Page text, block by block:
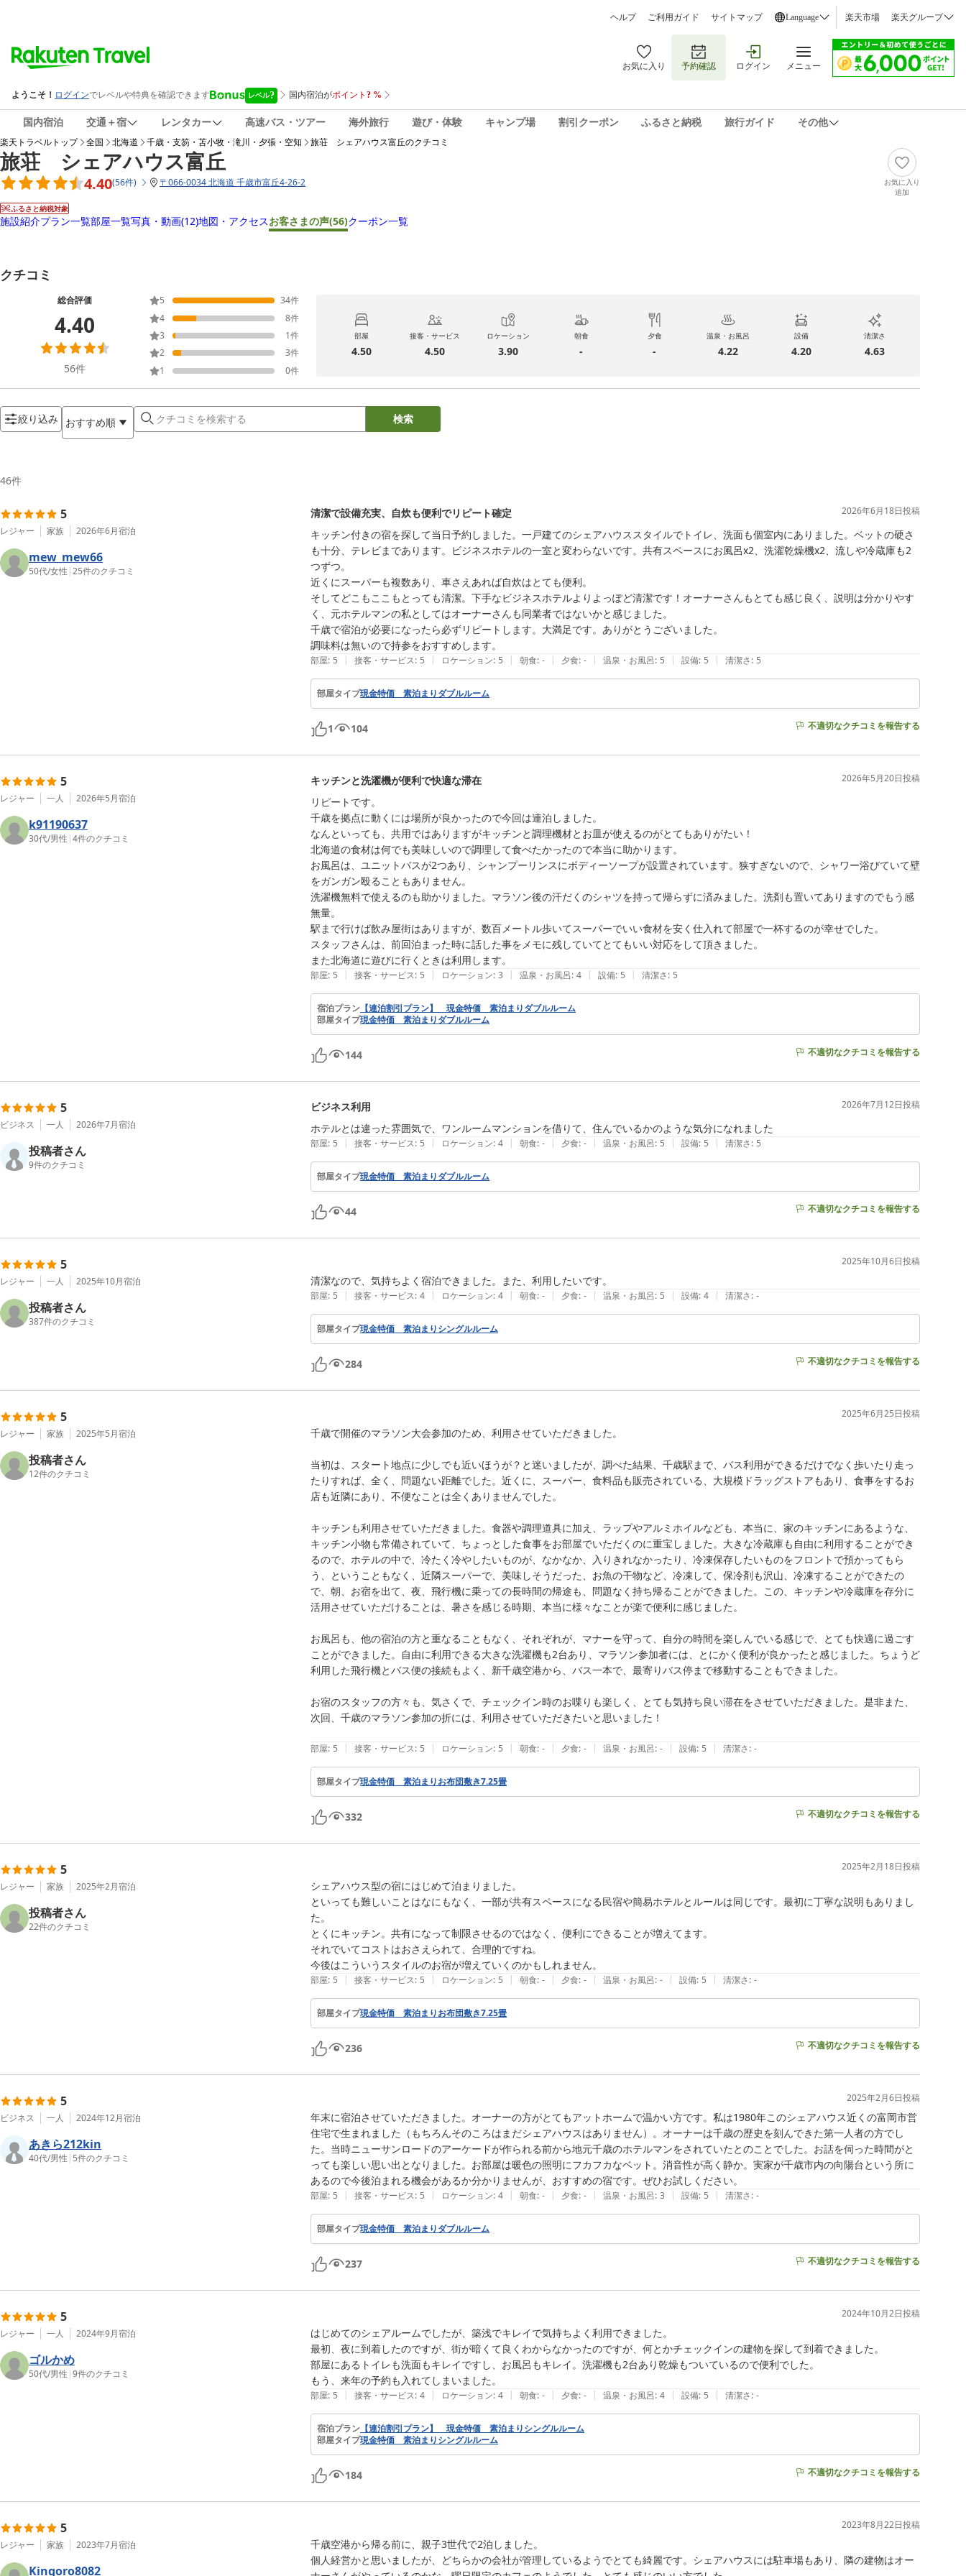
ヘルプ ご利用ガイド サイトマップ Language 楽天市場 楽天グループ
お気に入り 予約確認 ログイン メニュー
国内宿泊 交通＋宿 レンタカー 高速バス・ツアー 海外旅行 遊び・体験 キャンプ場 割引クーポン ふるさと納税 旅行ガイド その他
楽天トラベルトップ 全国 北海道 千歳・支笏・苫小牧・滝川・夕張・空知 旅荘 シェアハウス富丘のクチコミ
旅荘 シェアハウス富丘
4.40(56件) 〒066-0034 北海道 千歳市富丘4-26-2
ふるさと納税対象
お気に入り
追加
施設紹介プラン一覧部屋一覧写真・動画(12)地図・アクセスお客さまの声(56)クーポン一覧
クチコミ
総合評価
4.40
56件
5 34件
4
8件
3
1件
2
3件
1
0件
部屋
4.50
接客・サービス
4.50
ロケーション
3.90
朝食
-
夕食
-
温泉・お風呂
4.22
設備
4.20
清潔さ
4.63
絞り込み おすすめ順 検索
46件
5
レジャー 家族 2026年6月宿泊
mew_mew66
50代/女性 |25件のクチコミ
清潔で設備充実、自炊も便利でリピート確定 2026年6月18日投稿
キッチン付きの宿を探して当日予約しました。一戸建てのシェアハウススタイルでトイレ、洗面も個室内にありました。ベットの硬さ
も十分、テレビまであります。ビジネスホテルの一室と変わらないです。共有スペースにお風呂x2、洗濯乾燥機x2、流しや冷蔵庫も2
つずつ。
近くにスーパーも複数あり、車さえあれば自炊はとても便利。
そしてどこもここもとっても清潔。下手なビジネスホテルよりよっぽど清潔です！オーナーさんもとても感じ良く、説明は分かりやす
く、元ホテルマンの私としてはオーナーさんも同業者ではないかと感じました。
千歳で宿泊が必要になったら必ずリピートします。大満足です。ありがとうございました。
調味料は無いので持参をおすすめします。
部屋: 5 | 接客・サービス: 5 | ロケーション: 5 | 朝食: - | 夕食: - | 温泉・お風呂: 5 | 設備: 5 | 清潔さ: 5
部屋タイプ現金特価 素泊まりダブルルーム
1 104 不適切なクチコミを報告する
5
レジャー 一人 2026年5月宿泊
k91190637
30代/男性 |4件のクチコミ
キッチンと洗濯機が便利で快適な滞在 2026年5月20日投稿
リピートです。
千歳を拠点に動くには場所が良かったので今回は連泊しました。
なんといっても、共用ではありますがキッチンと調理機材とお皿が使えるのがとてもありがたい！
北海道の食材は何でも美味しいので調理して食べたかったので本当に助かります。
お風呂は、ユニットバスが2つあり、シャンプーリンスにボディーソープが設置されています。狭すぎないので、シャワー浴びていて壁
をガンガン殴ることもありません。
洗濯機無料で使えるのも助かりました。マラソン後の汗だくのシャツを持って帰らずに済みました。洗剤も置いてありますのでもう感
無量。
駅まで行けば飲み屋街はありますが、数百メートル歩いてスーパーでいい食材を安く仕入れて部屋で一杯するのが幸せでした。
スタッフさんは、前回泊まった時に話した事をメモに残していてとてもいい対応をして頂きました。
また北海道に遊びに行くときは利用します。
部屋: 5 | 接客・サービス: 5 | ロケーション: 3 | 温泉・お風呂: 4 | 設備: 5 | 清潔さ: 5
宿泊プラン 【連泊割引プラン】 現金特価 素泊まりダブルルーム
部屋タイプ現金特価 素泊まりダブルルーム
144 不適切なクチコミを報告する
5
ビジネス 一人 2026年7月宿泊
投稿者さん
9件のクチコミ
ビジネス利用 2026年7月12日投稿
ホテルとは違った雰囲気で、ワンルームマンションを借りて、住んでいるかのような気分になれました
部屋: 5 | 接客・サービス: 5 | ロケーション: 4 | 朝食: - | 夕食: - | 温泉・お風呂: 5 | 設備: 5 | 清潔さ: 5
部屋タイプ現金特価 素泊まりダブルルーム
44 不適切なクチコミを報告する
5
レジャー 一人 2025年10月宿泊
投稿者さん
387件のクチコミ
2025年10月6日投稿
清潔なので、気持ちよく宿泊できました。また、利用したいです。
部屋: 5 | 接客・サービス: 4 | ロケーション: 4 | 朝食: - | 夕食: - | 温泉・お風呂: 5 | 設備: 4 | 清潔さ: -
部屋タイプ現金特価 素泊まりシングルルーム
284 不適切なクチコミを報告する
5
レジャー 家族 2025年5月宿泊
投稿者さん
12件のクチコミ
2025年6月25日投稿
千歳で開催のマラソン大会参加のため、利用させていただきました。
当初は、スタート地点に少しでも近いほうが？と迷いましたが、調べた結果、千歳駅まで、バス利用ができるだけでなく歩いたり走っ
たりすれば、全く、問題ない距離でした。近くに、スーパー、食料品も販売されている、大規模ドラッグストアもあり、食事をするお
店も近隣にあり、不便なことは全くありませんでした。
キッチンも利用させていただきました。食器や調理道具に加え、ラップやアルミホイルなども、本当に、家のキッチンにあるような、
キッチン小物も常備されていて、ちょっとした食事をお部屋でいただくのに重宝しました。大きな冷蔵庫も自由に利用することができ
るので、ホテルの中で、冷たく冷やしたいものが、なかなか、入りきれなかったり、冷凍保存したいものをフロントで預かってもら
う、ということもなく、近隣スーパーで、美味しそうだった、お魚の干物など、冷凍して、保冷剤も沢山、冷凍することができたの
で、朝、お宿を出て、夜、飛行機に乗っての長時間の帰途も、問題なく持ち帰ることができました。この、キッチンや冷蔵庫を存分に
活用させていただけることは、暑さを感じる時期、本当に様々なことが楽で便利に感じました。
お風呂も、他の宿泊の方と重なることもなく、それぞれが、マナーを守って、自分の時間を楽しんでいる感じで、とても快適に過ごす
ことができました。自由に利用できる大きな洗濯機も2台あり、マラソン参加者には、とにかく便利が良かったと感じました。ちょうど
利用した飛行機とバス便の接続もよく、新千歳空港から、バス一本で、最寄りバス停まで移動することもできました。
お宿のスタッフの方々も、気さくで、チェックイン時のお喋りも楽しく、とても気持ち良い滞在をさせていただきました。是非また、
次回、千歳のマラソン参加の折には、利用させていただきたいと思いました！
部屋: 5 | 接客・サービス: 5 | ロケーション: 5 | 朝食: - | 夕食: - | 温泉・お風呂: - | 設備: 5 | 清潔さ: -
部屋タイプ現金特価 素泊まりお布団敷き7.25畳
332 不適切なクチコミを報告する
5
レジャー 家族 2025年2月宿泊
投稿者さん
22件のクチコミ
2025年2月18日投稿
シェアハウス型の宿にはじめて泊まりました。
といっても難しいことはなにもなく、一部が共有スペースになる民宿や簡易ホテルとルールは同じです。最初に丁寧な説明もありまし
た。
とくにキッチン。共有になって制限させるのではなく、便利にできることが増えてます。
それでいてコストはおさえられて、合理的ですね。
今後はこういうスタイルのお宿が増えていくのかもしれません。
部屋: 5 | 接客・サービス: 5 | ロケーション: 5 | 朝食: - | 夕食: - | 温泉・お風呂: - | 設備: 5 | 清潔さ: -
部屋タイプ現金特価 素泊まりお布団敷き7.25畳
236 不適切なクチコミを報告する
5
ビジネス 一人 2024年12月宿泊
あきら212kin
40代/男性 | 5件のクチコミ
2025年2月6日投稿
年末に宿泊させていただきました。オーナーの方がとてもアットホームで温かい方です。私は1980年このシェアハウス近くの富岡市営
住宅で生まれました（もちろんそのころはまだシェアハウスはありません）。オーナーは千歳の歴史を刻んできた第一人者の方でし
た。当時ニューサンロードのアーケードが作られる前から地元千歳のホテルマンをされていたとのことでした。お話を伺った時間がと
っても楽しい思い出となりました。お部屋は暖色の照明にフカフカなベット。消音性が高く静か。実家が千歳市内の向陽台という所に
あるので今後泊まれる機会があるか分かりませんが、おすすめの宿です。ぜひお試しください。
部屋: 5 | 接客・サービス: 5 | ロケーション: 4 | 朝食: - | 夕食: - | 温泉・お風呂: 3 | 設備: 5 | 清潔さ: -
部屋タイプ現金特価 素泊まりダブルルーム
237 不適切なクチコミを報告する
5
レジャー 一人 2024年9月宿泊
ゴルかめ
50代/男性 |9件のクチコミ
2024年10月2日投稿
はじめてのシェアルームでしたが、築浅でキレイで気持ちよく利用できました。
最初、夜に到着したのですが、街が暗くて良くわからなかったのですが、何とかチェックインの建物を探して到着できました。
部屋にあるトイレも洗面もキレイですし、お風呂もキレイ。洗濯機も2台あり乾燥もついているので便利でした。
もう、来年の予約も入れてしまいました。
部屋: 5 | 接客・サービス: 4 | ロケーション: 4 | 朝食: - | 夕食: - | 温泉・お風呂: 4 | 設備: 5 | 清潔さ: -
宿泊プラン 【連泊割引プラン】 現金特価 素泊まりシングルルーム
部屋タイプ現金特価 素泊まりシングルルーム
184 不適切なクチコミを報告する
5
レジャー 家族 2023年7月宿泊
Kingoro8082
2023年8月22日投稿
千歳空港から帰る前に、親子3世代で2泊しました。
個人経営かと思いましたが、どちらかの会社が管理しているようでとても綺麗です。シェアハウスには駐車場もあり、隣の建物はオー